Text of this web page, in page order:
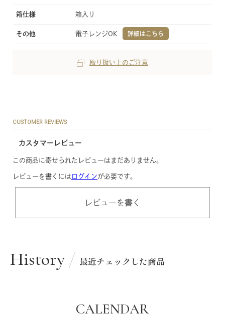
箱仕様 箱入り
その他 電子レンジOK 詳細はこちら
取り扱い上のご注意
CUSTOMER REVIEWS
カスタマーレビュー
この商品に寄せられたレビューはまだありません。
レビューを書くには ログインが必要です。
レビューを書く
History 最近チェックした商品
CALENDAR